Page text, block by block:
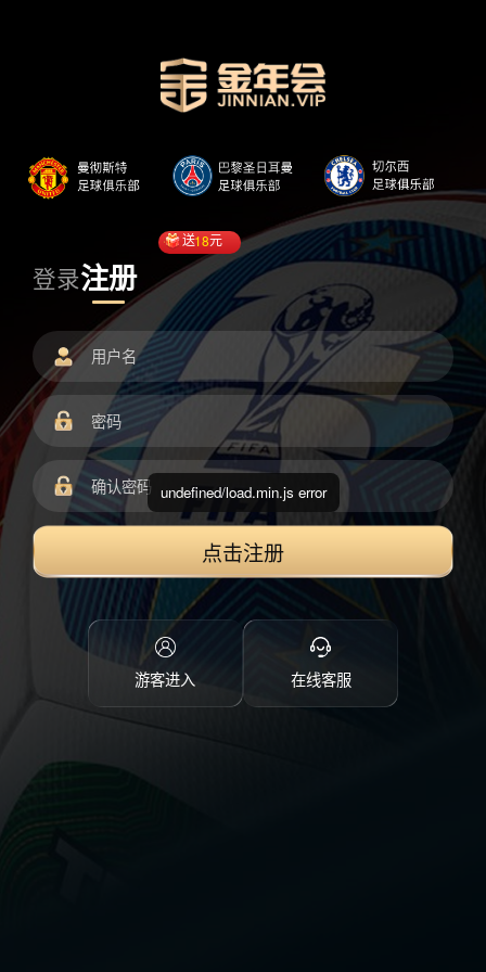
登录注册
送18元
点击注册
游客进入 在线客服
undefined/load.min.js error